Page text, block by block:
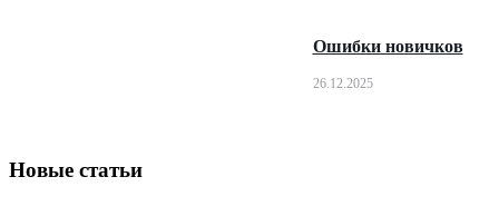
Ошибки новичков
26.12.2025
Новые статьи